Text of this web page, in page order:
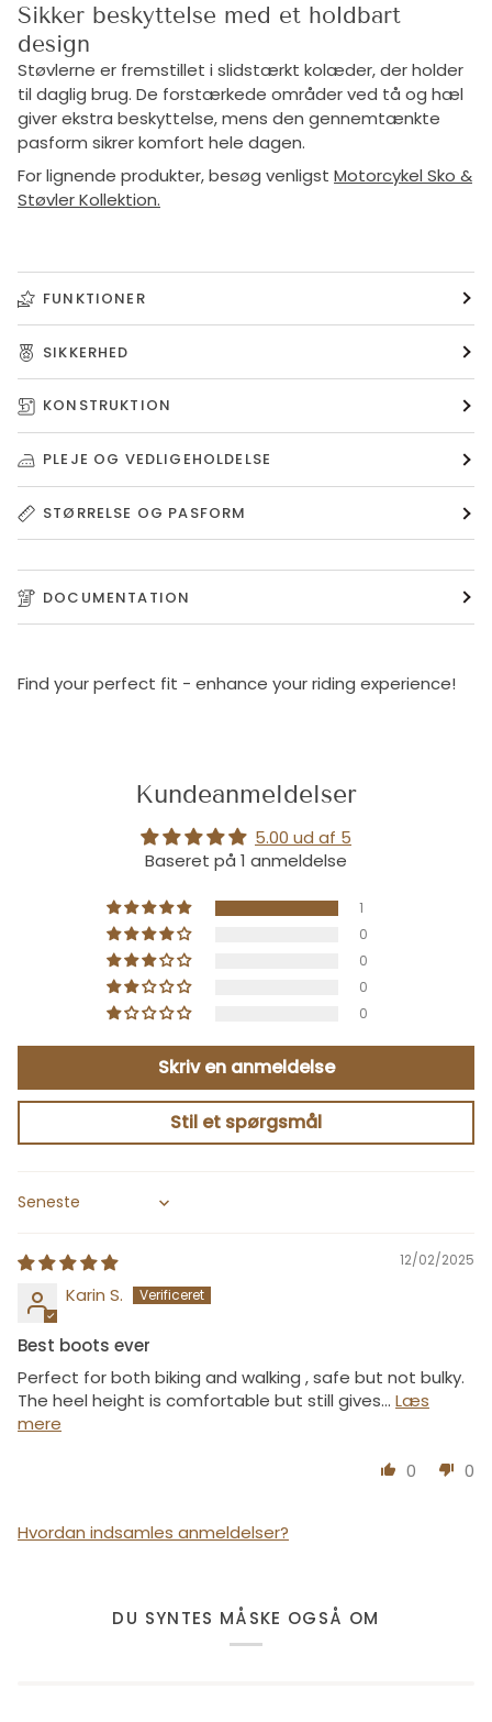
Sikker beskyttelse med et holdbart
design
Støvlerne er fremstillet i slidstærkt kolæder, der holder
til daglig brug. De forstærkede områder ved tå og hæl
giver ekstra beskyttelse, mens den gennemtænkte
pasform sikrer komfort hele dagen.
For lignende produkter, besøg venligst Motorcykel Sko &
Støvler Kollektion.
FUNKTIONER
SIKKERHED
KONSTRUKTION
PLEJE OG VEDLIGEHOLDELSE
STØRRELSE OG PASFORM
DOCUMENTATION
Find your perfect fit - enhance your riding experience!
Kundeanmeldelser
5.00 ud af 5
Baseret på 1 anmeldelse
1
0
0
0
0
Skriv en anmeldelse
Stil et spørgsmål
Sort by
12/02/2025
Karin S.
Best boots ever
Perfect for both biking and walking , safe but not bulky.
The heel height is comfortable but still gives... Læs
mere
0 0
Hvordan indsamles anmeldelser?
DU SYNTES MÅSKE OGSÅ OM